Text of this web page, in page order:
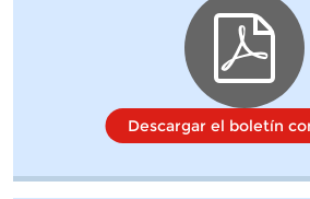
Descargar el boletín